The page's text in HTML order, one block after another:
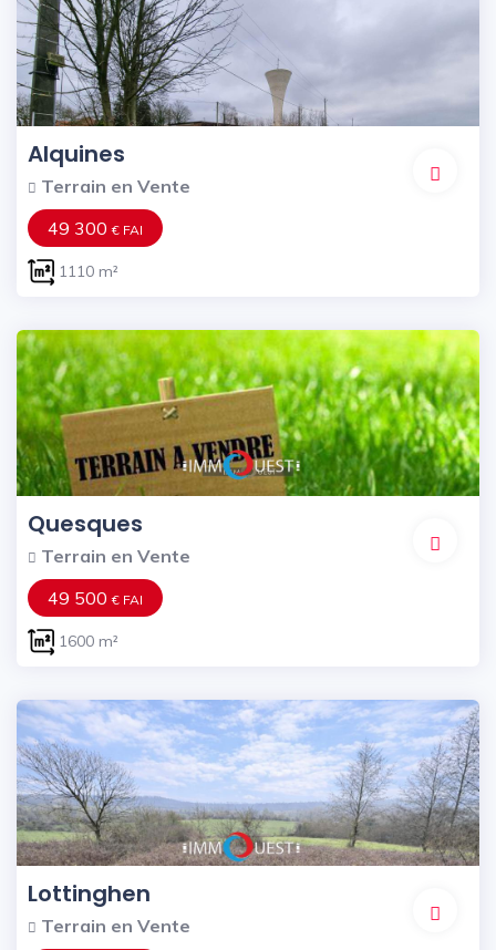
Alquines
Terrain en Vente
49 300€ FAI
1110 m²
Quesques
Terrain en Vente
49 500€ FAI
1600 m²
Lottinghen
Terrain en Vente